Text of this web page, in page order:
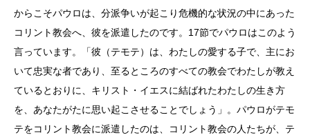
からこそパウロは、分派争いが起こり危機的な状況の中にあった
コリント教会へ、彼を派遣したのです。17節でパウロはこのよう
言っています。「彼（テモテ）は、わたしの愛する子で、主にお
いて忠実な者であり、至るところのすべての教会でわたしが教え
ているとおりに、キリスト・イエスに結ばれたわたしの生き方
を、あなたがたに思い起こさせることでしょう」。パウロがテモ
テをコリント教会に派遣したのは、コリント教会の人たちが、テ